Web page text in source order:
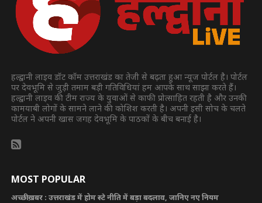
हल्द्वानी लाइव डॉट कॉम उत्तराखंड का तेजी से बढ़ता हुआ न्यूज पोर्टल है। पोर्टल
पर देवभूमि से जुड़ी तमाम बड़ी गतिविधियां हम आपके साथ साझा करते हैं।
हल्द्वानी लाइव की टीम राज्य के युवाओं से काफी प्रोत्साहित रहती है और उनकी
कामयाबी लोगों के सामने लाने की कोशिश करती है। अपनी इसी सोच के चलते
पोर्टल ने अपनी खास जगह देवभूमि के पाठकों के बीच बनाई है।
MOST POPULAR
अच्छी ख़बर : उत्तराखंड में होम स्टे नीति में बड़ा बदलाव, जानिए नए नियम